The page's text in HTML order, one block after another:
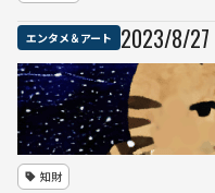
エンタメ＆アート 2023/8/27
知財